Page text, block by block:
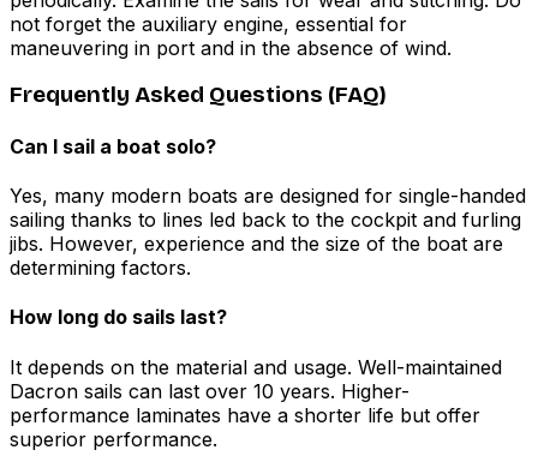
not forget the auxiliary engine, essential for
maneuvering in port and in the absence of wind.
Frequently Asked Questions (FAQ)
Can I sail a boat solo?
Yes, many modern boats are designed for single-handed
sailing thanks to lines led back to the cockpit and furling
jibs. However, experience and the size of the boat are
determining factors.
How long do sails last?
It depends on the material and usage. Well-maintained
Dacron sails can last over 10 years. Higher-
performance laminates have a shorter life but offer
superior performance.